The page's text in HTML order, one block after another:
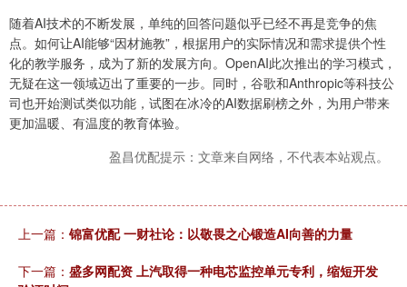
随着AI技术的不断发展，单纯的回答问题似乎已经不再是竞争的焦
点。如何让AI能够“因材施教”，根据用户的实际情况和需求提供个性
化的教学服务，成为了新的发展方向。OpenAI此次推出的学习模式，
无疑在这一领域迈出了重要的一步。同时，谷歌和Anthropic等科技公
司也开始测试类似功能，试图在冰冷的AI数据刷榜之外，为用户带来
更加温暖、有温度的教育体验。
盈昌优配提示：文章来自网络，不代表本站观点。
上一篇： 锦富优配 一财社论：以敬畏之心锻造AI向善的力量
下一篇： 盛多网配资 上汽取得一种电芯监控单元专利，缩短开发